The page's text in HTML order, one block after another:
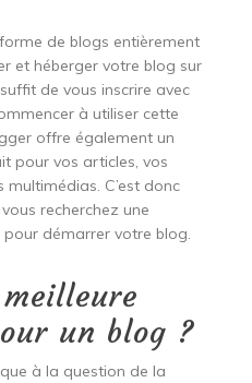
de blogs entièrement
et héberger votre blog sur
de vous inscrire avec
à utiliser cette
offre également un
pour vos articles, vos
C’est donc
recherchez une
démarrer votre blog.
un blog ?
à la question de la